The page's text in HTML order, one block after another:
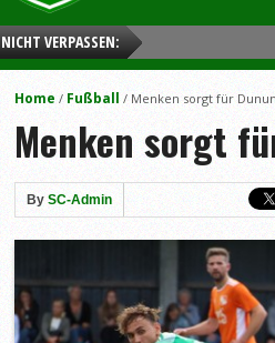
NICHT VERPASSEN:
Home / Fußball / Menken sorgt für
Menken sorgt
By SC-Admin